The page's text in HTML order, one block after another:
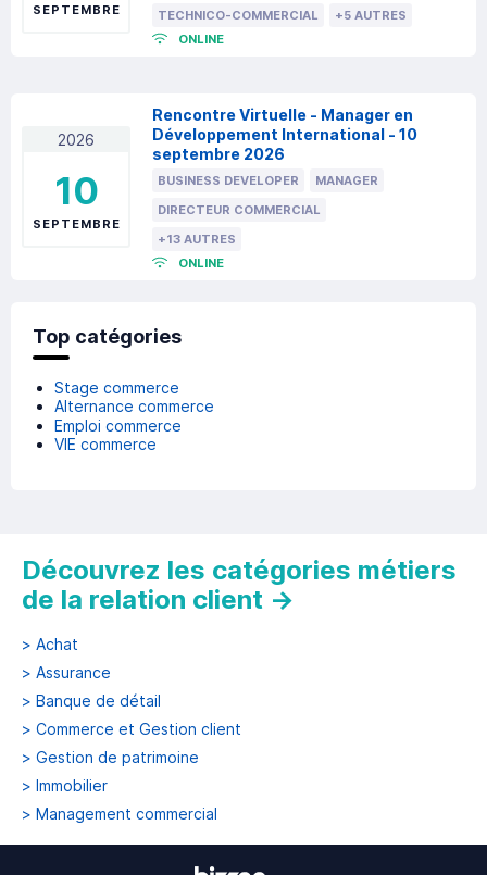
SEPTEMBRE
TECHNICO-COMMERCIAL
+5 AUTRES
ONLINE
2026
10
SEPTEMBRE
Rencontre Virtuelle - Manager en
Développement International - 10
septembre 2026
BUSINESS DEVELOPER
MANAGER
DIRECTEUR COMMERCIAL
+13 AUTRES
ONLINE
Top catégories
Stage commerce
Alternance commerce
Emploi commerce
VIE commerce
Découvrez les catégories métiers
de la relation client →
> Achat
> Assurance
> Banque de détail
> Commerce et Gestion client
> Gestion de patrimoine
> Immobilier
> Management commercial